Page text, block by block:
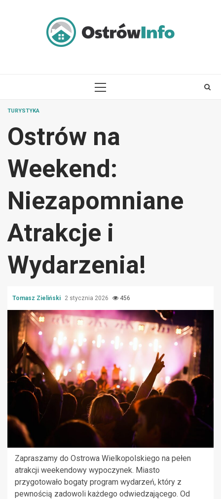
PRIMARY
TURYSTYKA
Ostrów na
Weekend:
Niezapomniane
Atrakcje i
Wydarzenia!
Tomasz Zieliński 2 stycznia 2026 456
Zapraszamy do Ostrowa Wielkopolskiego na pełen
atrakcji weekendowy wypoczynek. Miasto
przygotowało bogaty program wydarzeń, który z
pewnością zadowoli każdego odwiedzającego. Od